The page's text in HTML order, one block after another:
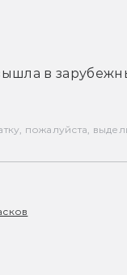
в
пожалуйста,